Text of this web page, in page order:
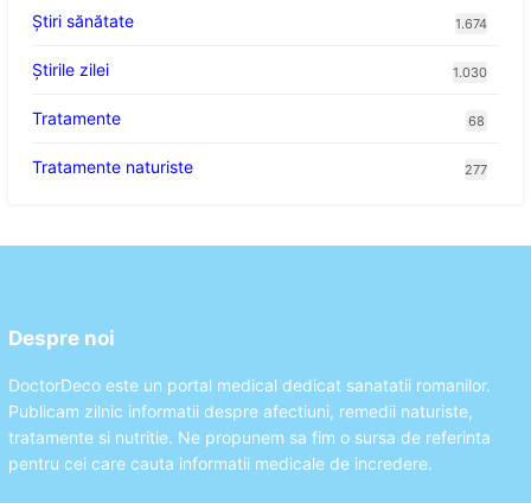
Ştiri sănătate 1.674
Știrile zilei 1.030
Tratamente 68
Tratamente naturiste 277
Despre noi
DoctorDeco este un portal medical dedicat sanatatii romanilor.
Publicam zilnic informatii despre afectiuni, remedii naturiste,
tratamente si nutritie. Ne propunem sa fim o sursa de referinta
pentru cei care cauta informatii medicale de incredere.